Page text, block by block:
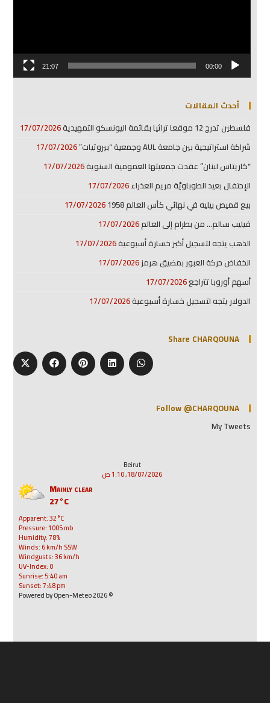
00:00
21:07
أحدث المقالات
فلسطين تدرج 12 موقعا تراثيا بقائمة اليونسكو التمهيدية
17/07/2026
شراكة استراتيجية بين جامعة AUL وجمعية “بيروتيات”
17/07/2026
“كاريتاس لبنان” عقدت جمعيتها العمومية السنوية17/07/2026
الإحتفال بعيد الطوباويَّة مريم العذراء17/07/2026
بيع قميص بيليه في نهائي كأس العالم 1958
17/07/2026
فيليب سالم… من بطرام إلى العالم17/07/2026
الذهب يتجه لتسجيل أكبر خسارة أسبوعية17/07/2026
انخفاض حركة العبور بمضيق هرمز17/07/2026
أسهم أوروبا تتراجع17/07/2026
الدولار يتجه لتسجيل خسارة أسبوعية17/07/2026
Share CHARQOUNA
Follow @CHARQOUNA
My Tweets
Beirut
18/07/2026, 1:10 ص
Mainly clear
27°C
Apparent: 32°C
Pressure: 1005 mb
Humidity: 78%
Winds: 6 km/h SSW
Windgusts: 36 km/h
UV-Index: 0
Sunrise: 5:40 am
Sunset: 7:48 pm
© 2026 Powered by Open-Meteo